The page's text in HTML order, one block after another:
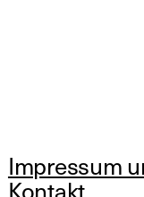
Impressum
Kontakt